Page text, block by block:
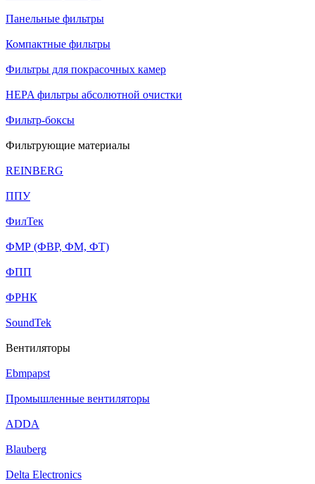
Панельные фильтры
Компактные фильтры
Фильтры для покрасочных камер
HEPA фильтры абсолютной очистки
Фильтр-боксы
Фильтрующие материалы
REINBERG
ППУ
ФилТек
ФМР (ФВР, ФМ, ФТ)
ФПП
ФРНК
SoundTek
Вентиляторы
Ebmpapst
Промышленные вентиляторы
ADDA
Blauberg
Delta Electronics